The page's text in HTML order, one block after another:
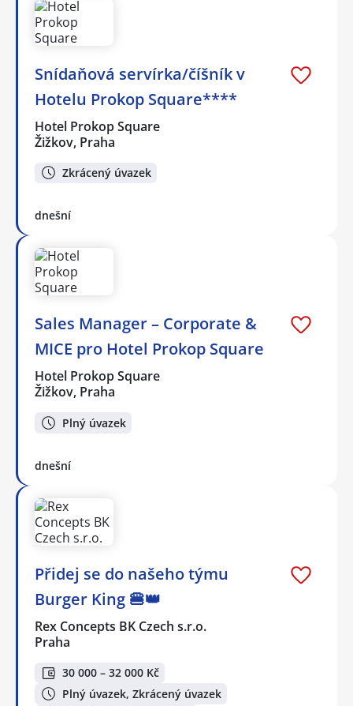
Snídaňová servírka/číšník v
Hotelu Prokop Square****
Hotel Prokop Square
Žižkov, Praha
Zkrácený úvazek
dnešní
Sales Manager – Corporate &
MICE pro Hotel Prokop Square
Hotel Prokop Square
Žižkov, Praha
Plný úvazek
dnešní
Přidej se do našeho týmu
Burger King 🍔👑
Rex Concepts BK Czech s.r.o.
Praha
30 000 – 32 000 Kč
Plný úvazek, Zkrácený úvazek